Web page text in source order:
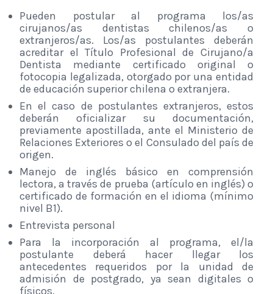
Pueden postular al programa los/as
cirujanos/as dentistas chilenos/as o
extranjeros/as. Los/as postulantes deberán
acreditar el Título Profesional de Cirujano/a
Dentista mediante certificado original o
fotocopia legalizada, otorgado por una entidad
de educación superior chilena o extranjera.
En el caso de postulantes extranjeros, estos
deberán oficializar su documentación,
previamente apostillada, ante el Ministerio de
Relaciones Exteriores o el Consulado del país de
origen.
Manejo de inglés básico en comprensión
lectora, a través de prueba (artículo en inglés) o
certificado de formación en el idioma (mínimo
nivel B1).
Entrevista personal
Para la incorporación al programa, el/la
postulante deberá hacer llegar los
antecedentes requeridos por la unidad de
admisión de postgrado, ya sean digitales o
físicos.